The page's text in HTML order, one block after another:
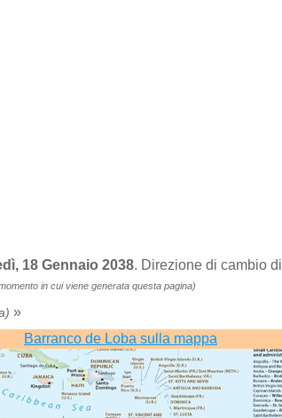
18 Gennaio 2038. Direzione di cambio di
in cui viene generata questa pagina)
»
Barranco de Loba sulla mappa